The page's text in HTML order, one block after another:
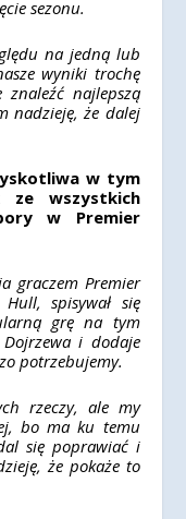
sezonu.
na jedną lub
wyniki trochę
znaleźć najlepszą
nadzieję, że dalej
w tym
ze wszystkich
w Premier
graczem Premier
spisywał się
grę na tym
i dodaje
potrzebujemy.
rzeczy, ale my
bo ma ku temu
się poprawiać i
że pokaże to